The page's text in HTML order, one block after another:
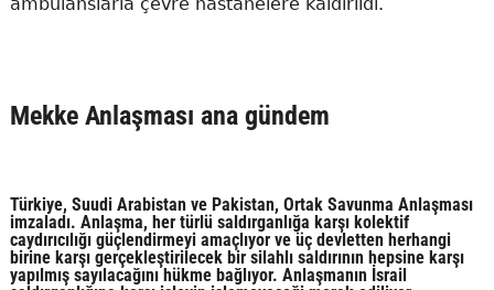
ambulanslarla çevre hastanelere kaldırıldı.
Mekke Anlaşması ana gündem
Türkiye, Suudi Arabistan ve Pakistan, Ortak Savunma Anlaşması
imzaladı. Anlaşma, her türlü saldırganlığa karşı kolektif
caydırıcılığı güçlendirmeyi amaçlıyor ve üç devletten herhangi
birine karşı gerçekleştirilecek bir silahlı saldırının hepsine karşı
yapılmış sayılacağını hükme bağlıyor. Anlaşmanın İsrail